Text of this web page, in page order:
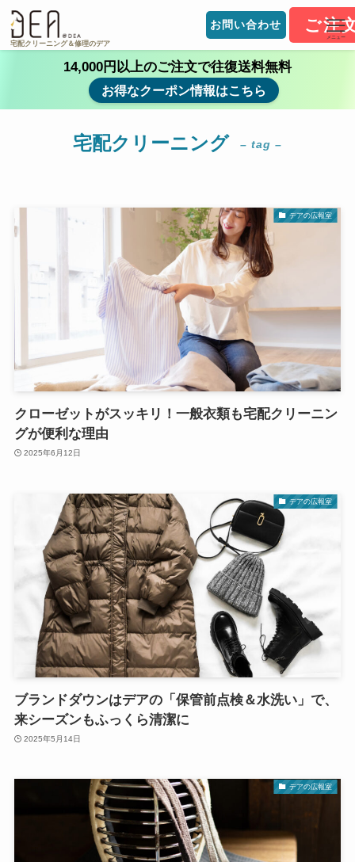
宅配クリーニング＆修理のデア
お問い合わせ ご注
メニュー
14,000円以上のご注文で往復送料無料
お得なクーポン情報はこちら
宅配クリーニング – tag –
デアの広報室
クローゼットがスッキリ！一般衣類も宅配クリーニン
グが便利な理由
2025年6月12日
デアの広報室
ブランドダウンはデアの「保管前点検＆水洗い」で、
来シーズンもふっくら清潔に
2025年5月14日
デアの広報室